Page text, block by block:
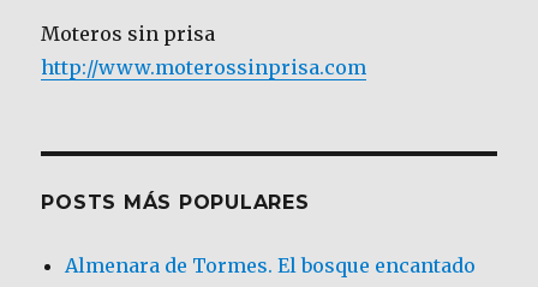
Moteros sin prisa
http://www.moterossinprisa.com
POSTS MÁS POPULARES
Almenara de Tormes. El bosque encantado